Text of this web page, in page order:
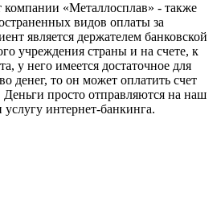
компании «Металлосплав» - также
видов оплаты за
является держателем банковской
учреждения страны и на счете, к
у него имеется достаточное для
денег, то он может оплатить счет
просто отправляются на наш
услугу интернет-банкинга.